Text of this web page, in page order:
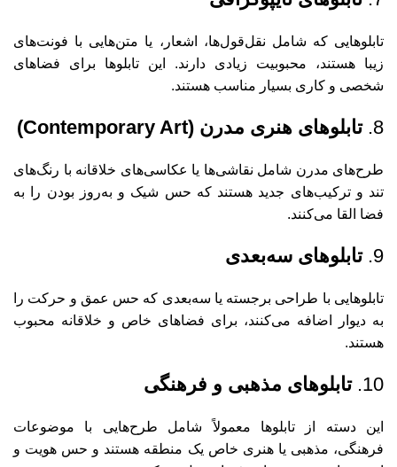
تابلوهایی که شامل نقل‌قول‌ها، اشعار، یا متن‌هایی با فونت‌های
زیبا هستند، محبوبیت زیادی دارند. این تابلوها برای فضاهای
شخصی و کاری بسیار مناسب هستند.
8. تابلوهای هنری مدرن (Contemporary Art)
طرح‌های مدرن شامل نقاشی‌ها یا عکاسی‌های خلاقانه با رنگ‌های
تند و ترکیب‌های جدید هستند که حس شیک و به‌روز بودن را به
فضا القا می‌کنند.
9. تابلوهای سه‌بعدی
تابلوهایی با طراحی برجسته یا سه‌بعدی که حس عمق و حرکت را
به دیوار اضافه می‌کنند، برای فضاهای خاص و خلاقانه محبوب
هستند.
10. تابلوهای مذهبی و فرهنگی
این دسته از تابلوها معمولاً شامل طرح‌هایی با موضوعات
فرهنگی، مذهبی یا هنری خاص یک منطقه هستند و حس هویت و